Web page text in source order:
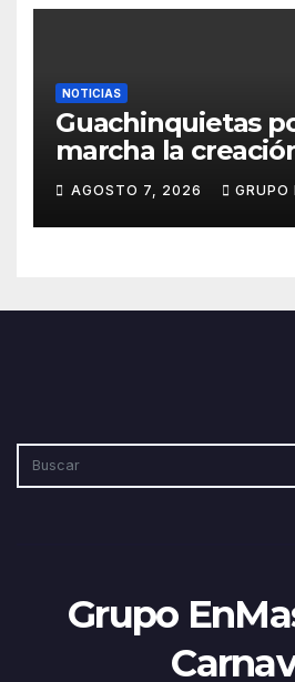
NOTICIAS
Guachinquietas
marcha la
repertorio para el
2027
AGOSTO 7, 2026 GRUPO
Grupo